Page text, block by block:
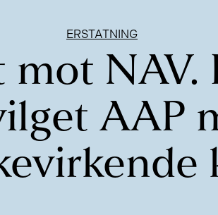
ERSTATNING
mot NAV.
AAP